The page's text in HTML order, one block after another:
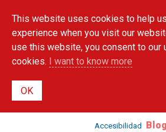
main
content
This website uses cookies to help
experience when you visit our
use this website, you consent to our
cookies. I want to know more
Accesibilidad Blog